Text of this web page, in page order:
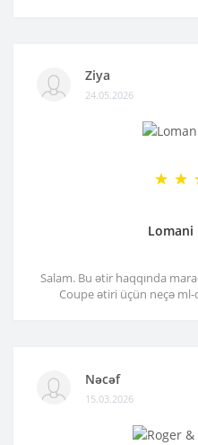
Ziya
24.05.2026
Lomani
Salam. Bu ətir haqqında
Coupe ətiri üçün neçə ml-
Nəcəf
15.03.2026